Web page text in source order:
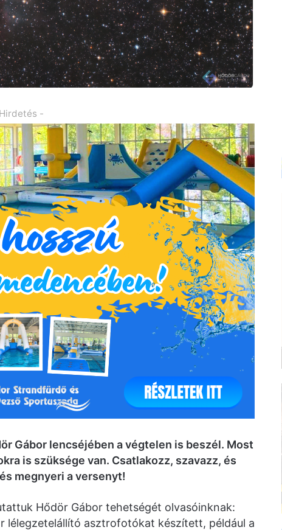
-
Gábor lencséjében a végtelen is beszél. Most
is szüksége van. Csatlakozz, szavazz, és
megnyeri a versenyt!
Hődör Gábor tehetségét olvasóinknak:
lélegzetelállító asztrofotókat készített, például a